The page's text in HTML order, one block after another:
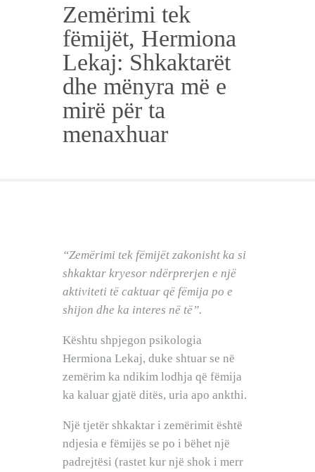
Zemërimi tek
fëmijët, Hermiona
Lekaj: Shkaktarët
dhe mënyra më e
mirë për ta
menaxhuar
USHQYERJA
PRINDËR
SHËNDET
EMRA SHQIP
INTERVISTA
BEBI BUÇKO
BABY SISTER
“Zemërimi tek fëmijët zakonisht ka si
shkaktar kryesor ndërprerjen e një
aktiviteti të caktuar që fëmija po e
shijon dhe ka interes në të”.
Kështu shpjegon psikologia
Hermiona Lekaj, duke shtuar se në
zemërim ka ndikim lodhja që fëmija
ka kaluar gjatë ditës, uria apo ankthi.
Një tjetër shkaktar i zemërimit është
ndjesia e fëmijës se po i bëhet një
padrejtësi (rastet kur një shok i merr